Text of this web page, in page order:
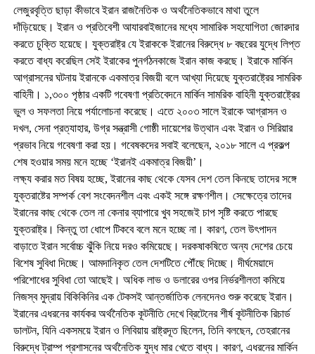
লেজুরবৃত্তি ছাড়া কীভাবে ইরান রাজনৈতিক ও অর্থনৈতিকভাবে মাথা তুলে
দাঁড়িয়েছে। ইরান ও প্রতিবেশী আযারবাইজানের মধ্যে সামারিক সহযোগিতা জোরদার
করতে চুক্তি হয়েছে। যুক্তরাষ্ট্র যে ইরাককে ইরানের বিরুদ্ধে ৮ বছরের যুদ্ধে লিপ্ত
করতে বাধ্য করেছিল সেই ইরাকের পুনর্গঠনকাজে ইরান কাজ করছে। ইরাকে মার্কিন
আগ্রাসনের ঘটনায় ইরানকে একমাত্র বিজয়ী বলে আখ্যা দিয়েছে যুক্তরাষ্ট্রের সামরিক
বাহিনী। ১,৩০০ পৃষ্ঠার একটি গবেষণা প্রতিবেদনে মার্কিন সামরিক বাহিনী যুক্তরাষ্ট্রের
ভুল ও সফলতা নিয়ে পর্যালোচনা করেছে। এতে ২০০৩ সালে ইরাকে আগ্রাসন ও
দখল, সেনা প্রত্যাহার, উগ্র সন্ত্রাসী গোষ্ঠী দায়েশের উত্থান এবং ইরান ও সিরিয়ার
প্রভাব নিয়ে গবেষণা করা হয়। গবেষকদের সবাই বলেছেন, ২০১৮ সালে এ প্রকল্প
শেষ হওয়ার সময় মনে হচ্ছে ‘ইরানই একমাত্র বিজয়ী’।
লক্ষ্য করার মত বিষয় হচ্ছে, ইরানের কাছ থেকে যেসব দেশ তেল কিনছে তাদের সঙ্গে
যুক্তরাষ্টের সম্পর্ক বেশ সংবেদনশীল এবং একই সঙ্গে রক্ষণশীল। সেক্ষেত্রে তাদের
ইরানের কাছ থেকে তেল না কেনার ব্যাপারে খুব সহজেই চাপ সৃষ্টি করতে পারছে
যুক্তরাষ্ট্র। কিন্তু তা ধোপে টিকবে বলে মনে হচ্ছে না। কারণ, তেল উৎপাদন
বাড়াতে ইরান সর্বোচ্চ ঝুঁকি নিয়ে দরও কমিয়েছে। দরকষাকষিতে অন্য দেশের চেয়ে
বিশেষ সুবিধা দিচ্ছে। আমদানিকৃত তেল দেশটিতে পৌঁছে দিচ্ছে। দীর্ঘমেয়াদে
পরিশোধের সুবিধা তো আছেই। অধিক লাভ ও ডলারের ওপর নির্ভরশীলতা কমিয়ে
নিজস্ব মুদ্রায় বিকিকিনির এক টেকসই আন্তর্জাতিক লেনদেনও শুরু করেছে ইরান।
ইরানের এধরনের কার্যকর অর্থনৈতিক কূটনীতি দেখে ব্রিটেনের শীর্ষ কূটনীতিক রিচার্ড
ডালটন, যিনি একসময়ে ইরান ও লিবিয়ায় রাষ্ট্রদূত ছিলেন, তিনি বলছেন, তেহরানের
বিরুদ্ধে ট্রাম্প প্রশাসনের অর্থনৈতিক যুদ্ধ মার খেতে বাধ্য। কারণ, এধরনের মার্কিন